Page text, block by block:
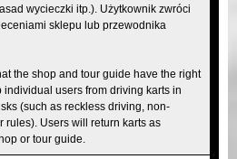
wycieczki itp.). Użytkownik zwróci
sklepu lub przewodnika
the shop and tour guide have the right
individual users from driving karts in
(such as reckless driving, non-
rules). Users will return karts as
or tour guide.